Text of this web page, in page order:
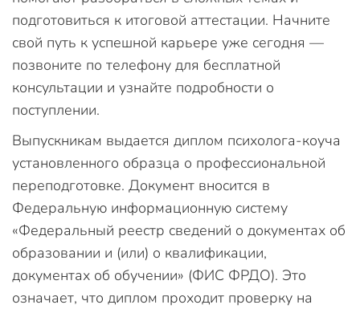
подготовиться к итоговой аттестации. Начните
свой путь к успешной карьере уже сегодня —
позвоните по телефону для бесплатной
консультации и узнайте подробности о
поступлении.
Выпускникам выдается диплом психолога-коуча
установленного образца о профессиональной
переподготовке. Документ вносится в
Федеральную информационную систему
«Федеральный реестр сведений о документах об
образовании и (или) о квалификации,
документах об обучении» (ФИС ФРДО). Это
означает, что диплом проходит проверку на